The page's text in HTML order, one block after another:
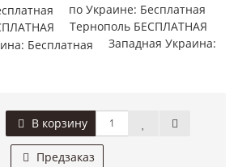
по Украине: Бесплатная
Тернополь БЕСПЛАТНАЯ
Западная Украина:
В корзину
Предзаказ